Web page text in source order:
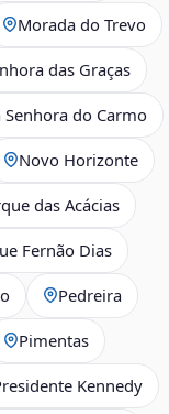
Morada do Trevo
das Graças
Senhora do Carmo
Novo Horizonte
das Acácias
Fernão Dias
Pedreira
Pimentas
Kennedy